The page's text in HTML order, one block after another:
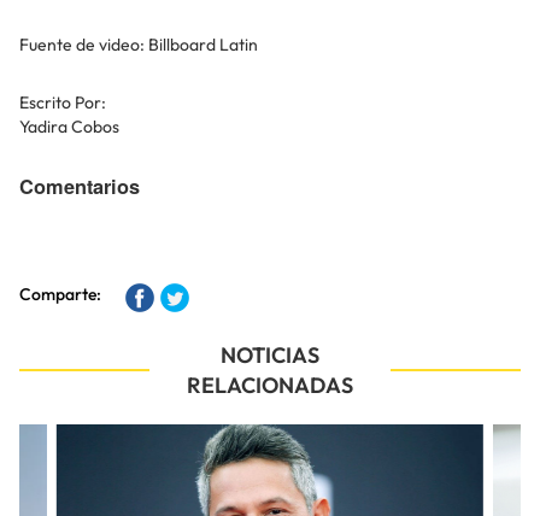
Fuente de video: Billboard Latin
Escrito Por:
Yadira Cobos
Comentarios
Comparte:
NOTICIAS
RELACIONADAS